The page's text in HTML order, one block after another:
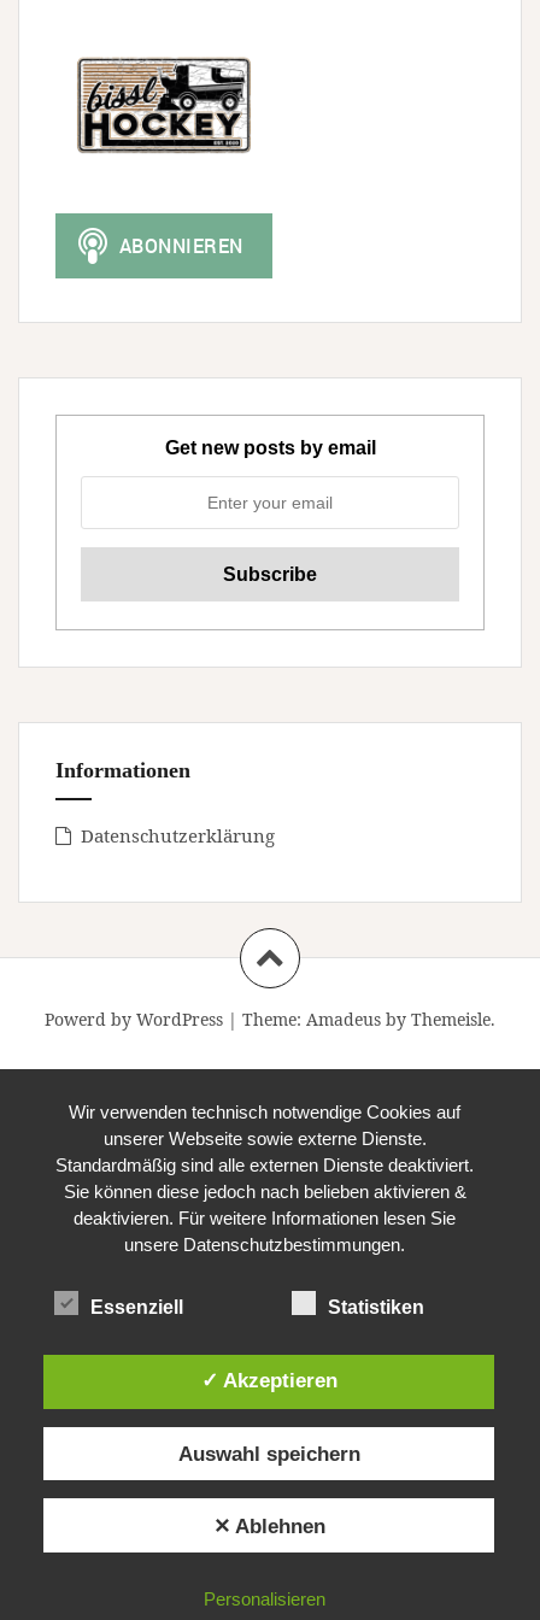
Get new posts by email
Informationen
Datenschutzerklärung
Powerd by WordPress | Theme: Amadeus by Themeisle.
Wir verwenden technisch notwendige Cookies auf
unserer Webseite sowie externe Dienste.
Standardmäßig sind alle externen Dienste deaktiviert.
Sie können diese jedoch nach belieben aktivieren &
deaktivieren. Für weitere Informationen lesen Sie
unsere Datenschutzbestimmungen.
Essenziell Statistiken
✓ Akzeptieren
Auswahl speichern
✕ Ablehnen
Personalisieren